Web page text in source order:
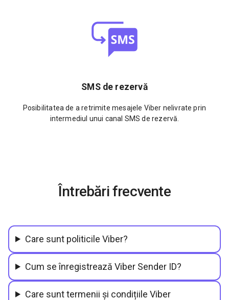
SMS de rezervă
Posibilitatea de a retrimite mesajele Viber nelivrate prin
intermediul unui canal SMS de rezervă.
Întrebări frecvente
Care sunt politicile Viber?
Cum se înregistrează Viber Sender ID?
Care sunt termenii și condițiile Viber